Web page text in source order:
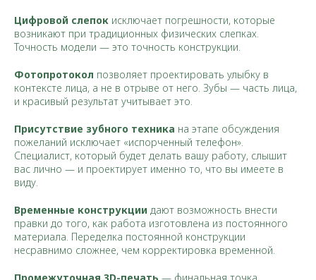
Цифровой слепок исключает погрешности, которые
возникают при традиционных физических слепках.
Точность модели — это точность конструкции.
Фотопротокол позволяет проектировать улыбку в
контексте лица, а не в отрыве от него. Зубы — часть лица,
и красивый результат учитывает это.
Присутствие зубного техника на этапе обсуждения
пожеланий исключает «испорченный телефон».
Специалист, который будет делать вашу работу, слышит
вас лично — и проектирует именно то, что вы имеете в
виду.
Временные конструкции дают возможность внести
правки до того, как работа изготовлена из постоянного
материала. Переделка постоянной конструкции
несравнимо сложнее, чем корректировка временной.